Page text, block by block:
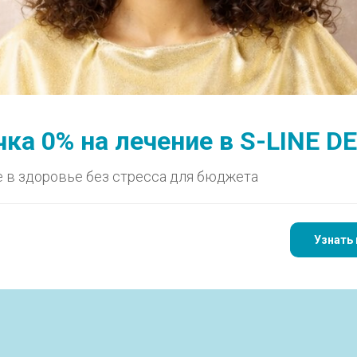
зуба после потери коронки с вкладкой
зуба после
вкладкой
Кейс Данилова Льва Владимировича
0% на лечение в S-LINE
в здоровье без стресса для бюджета
Узнать